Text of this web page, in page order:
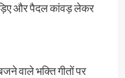
और पैदल कांवड़ लेकर
वाले भक्ति गीतों पर